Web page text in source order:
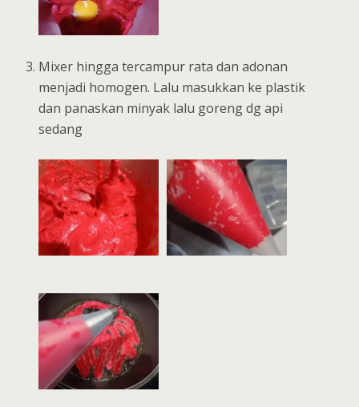
Mixer hingga tercampur rata dan adonan
menjadi homogen. Lalu masukkan ke plastik
dan panaskan minyak lalu goreng dg api
sedang